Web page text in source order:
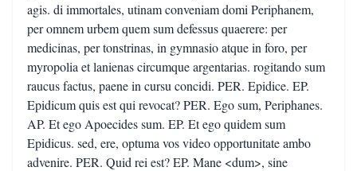
agis. di immortales, utinam conveniam domi Periphanem,
per omnem urbem quem sum defessus quaerere: per
medicinas, per tonstrinas, in gymnasio atque in foro, per
myropolia et lanienas circumque argentarias. rogitando sum
raucus factus, paene in cursu concidi. PER. Epidice. EP.
Epidicum quis est qui revocat? PER. Ego sum, Periphanes.
AP. Et ego Apoecides sum. EP. Et ego quidem sum
Epidicus. sed, ere, optuma vos video opportunitate ambo
advenire. PER. Quid rei est? EP. Mane <dum>, sine